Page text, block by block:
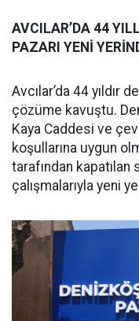
AVCILAR’DA 44
PAZARI YENİ
Avcılar’da 44 yıldır
çözüme kavuştu.
Kaya Caddesi ve
koşullarına uygun
tarafından kapatılan
çalışmalarıyla yeni